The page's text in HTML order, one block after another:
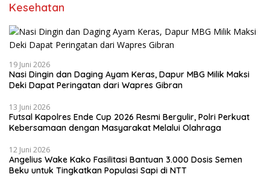
Kesehatan
19 Juni 2026
Nasi Dingin dan Daging Ayam Keras, Dapur MBG Milik Maksi
Deki Dapat Peringatan dari Wapres Gibran
13 Juni 2026
Futsal Kapolres Ende Cup 2026 Resmi Bergulir, Polri Perkuat
Kebersamaan dengan Masyarakat Melalui Olahraga
12 Juni 2026
Angelius Wake Kako Fasilitasi Bantuan 3.000 Dosis Semen
Beku untuk Tingkatkan Populasi Sapi di NTT